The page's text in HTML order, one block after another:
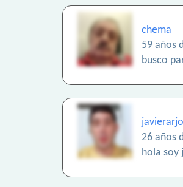
chema
59 años
busco
26 años
hola soy